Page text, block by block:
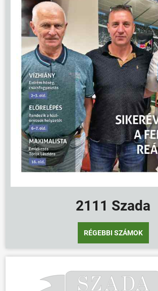
ÖNKORMÁNYZAT
2111 Szada
RÉGEBBI SZÁMOK